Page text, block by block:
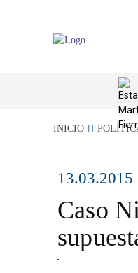
INICIO
13.03.2015
Caso